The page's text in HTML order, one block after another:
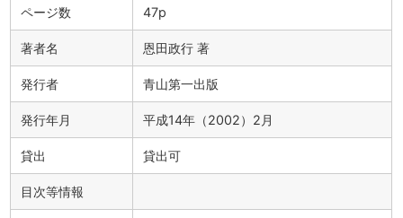
ページ数 47p
著者名 恩田政行 著
発行者 青山第一出版
発行年月 平成14年（2002）2月
貸出 貸出可
目次等情報